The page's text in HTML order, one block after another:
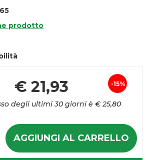
prodotto
Sconto
15%
€ 21,93
degli ultimi 30 giorni è € 25,80
AGGIUNGI AL CARRELLO